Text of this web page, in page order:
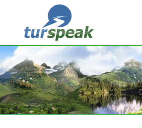
Перейти к основному содержанию